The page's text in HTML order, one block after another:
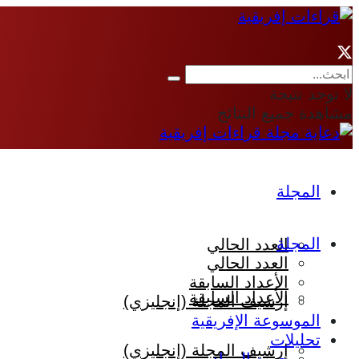
لا توجد نتيجة
مشاهدة جميع النتائج
المجلة
العدد الحالي
الأعداد السابقة
إرشيف المجلة (إنجليزي)
المجلة
العدد الحالي
الأعداد السابقة
إرشيف المجلة (إنجليزي)
الموسوعة الإفريقية
تحليلات